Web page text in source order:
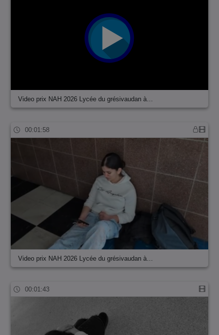
Video prix NAH 2026 Lycée du grésivaudan à…
00:01:58
Video prix NAH 2026 Lycée du grésivaudan à…
00:01:43